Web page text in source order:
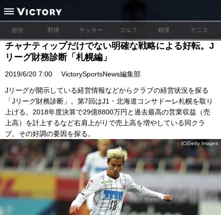
総合 野球 サッカー ゴルフ 相撲 テニス
チャナティップだけでない明確な戦略による好転。J
リーグ財務診断「札幌編」
2019/6/20 7:00 VictorySportsNews編集部
Jリーグが開示している経営情報などからクラブの経営状況を探る
「Jリーグ財務診断」。第7回はJ1・北海道コンサドーレ札幌を取り
上げる。2018年度決算で29億8800万円と過去最高の営業収益（売
上高）を計上するなど右肩上がりで売上高を増やしている同クラ
ブ。その好調の要因を探る。
(C)Getty Images